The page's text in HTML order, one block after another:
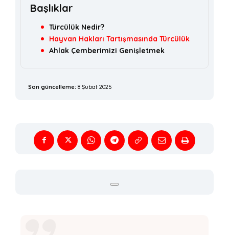
Başlıklar
Türcülük Nedir?
Hayvan Hakları Tartışmasında Türcülük
Ahlak Çemberimizi Genişletmek
Son güncelleme: 8 Şubat 2025